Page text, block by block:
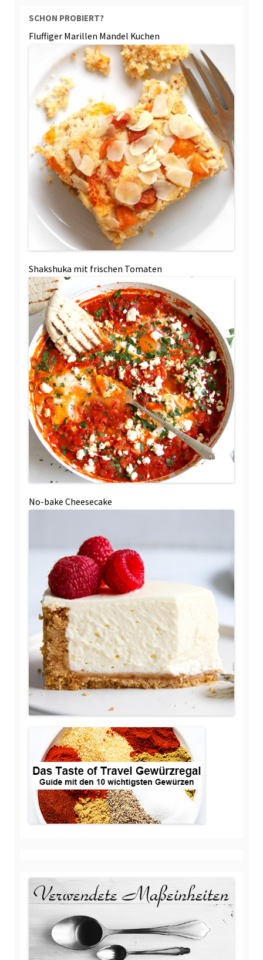
SCHON PROBIERT?
Fluffiger Marillen Mandel Kuchen
Shakshuka mit frischen Tomaten
No-bake Cheesecake